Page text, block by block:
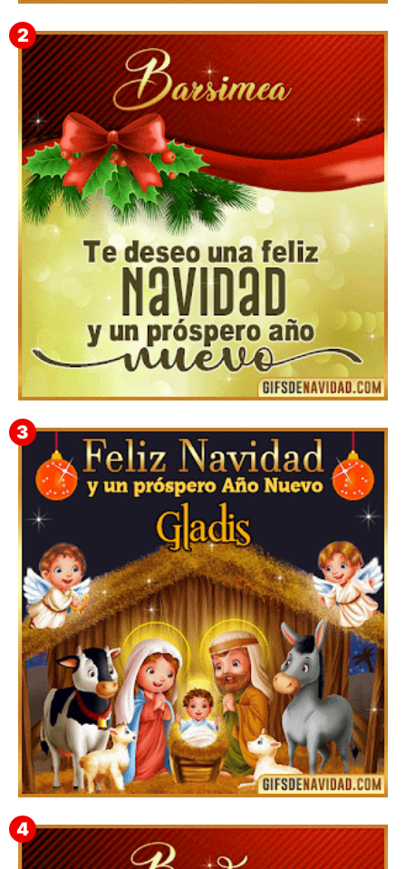
Feliz Navidad y próspero Año Nuevo Edmunda
Te deseo una Feliz Navidad Barsimea